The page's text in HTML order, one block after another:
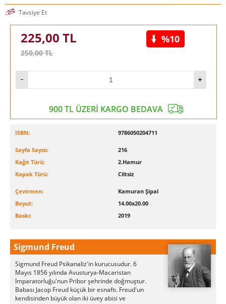
Tavsiye Et
225,00 TL
250,00TL
%10
900 TL ÜZERİ KARGO BEDAVA
ISBN: 9786050204711
Sayfa Sayısı:
216
Kağıt Türü:
2.Hamur
Kapak Türü:
Ciltsiz
Çevirmen:
Kamuran Şipal
Boyut:
14.00x20.00
Baskı:
2019
Sigmund Freud
Sigmund Freud Psikanaliz'in kurucusudur. 6
Mayıs 1856 yılında Avusturya-Macaristan
İmparatorluğu'nun Pribor şehrinde doğmuştur.
Babası Jacop Freud küçük bir esnaftı. Freud'un
kendisinden büyük olan iki üvey abisi ve